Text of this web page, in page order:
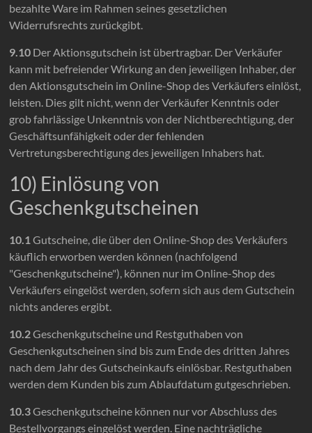
bezahlte Ware im Rahmen seines gesetzlichen
Widerrufsrechts zurückgibt.
9.10 Der Aktionsgutschein ist übertragbar. Der Verkäufer
kann mit befreiender Wirkung an den jeweiligen Inhaber, der
den Aktionsgutschein im Online-Shop des Verkäufers einlöst,
leisten. Dies gilt nicht, wenn der Verkäufer Kenntnis oder
grob fahrlässige Unkenntnis von der Nichtberechtigung, der
Geschäftsunfähigkeit oder der fehlenden
Vertretungsberechtigung des jeweiligen Inhabers hat.
10) Einlösung von
Geschenkgutscheinen
10.1 Gutscheine, die über den Online-Shop des Verkäufers
käuflich erworben werden können (nachfolgend
"Geschenkgutscheine"), können nur im Online-Shop des
Verkäufers eingelöst werden, sofern sich aus dem Gutschein
nichts anderes ergibt.
10.2Geschenkgutscheine und Restguthaben von
Geschenkgutscheinen sind bis zum Ende des dritten Jahres
nach dem Jahr des Gutscheinkaufs einlösbar. Restguthaben
werden dem Kunden bis zum Ablaufdatum gutgeschrieben.
10.3Geschenkgutscheine können nur vor Abschluss des
Bestellvorgangs eingelöst werden. Eine nachträgliche